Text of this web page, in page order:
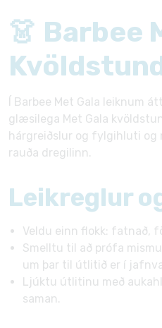
👗 Barbee
Í Barbee Met Gala leiknum
glæsilega Met Gala
hárgreiðslur og fylgihluti og
rauða dregilinn.
Leikreglur
Veldu einn flokk: fatnað,
Smelltu til að prófa
um þar til útlitið er í
Ljúktu útlitinu með
saman.